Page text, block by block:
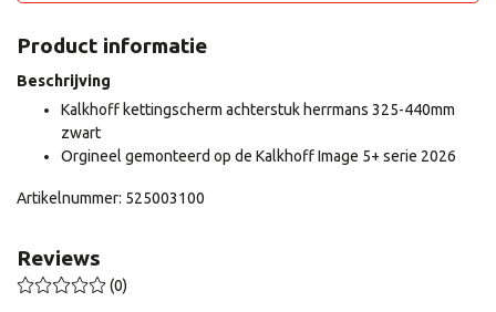
Product informatie
Beschrijving
Kalkhoff kettingscherm achterstuk herrmans 325-440mm
zwart
Orgineel gemonteerd op de Kalkhoff Image 5+ serie 2026
Artikelnummer: 525003100
Reviews
(0)